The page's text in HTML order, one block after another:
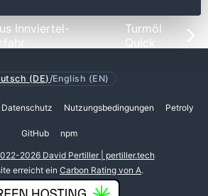
Innviertel-
Turmöl
Quick
(DE)/English (EN)
Datenschutz Nutzungsbedingungen Petroly
GitHub npm
2026 David Pertiller | pertiller.tech
erreicht ein Carbon Rating von A.